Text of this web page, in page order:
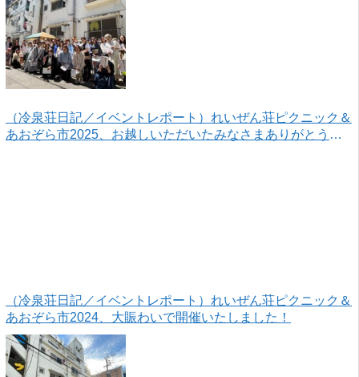
（冷泉荘日記／イベントレポート）れいぜん荘ピクニック＆
あおぞら市2025、お越しいただいたみなさまありがとうご
（冷泉荘日記／イベントレポート）れいぜん荘ピクニック＆
あおぞら市2024、大賑わいで開催いたしました！